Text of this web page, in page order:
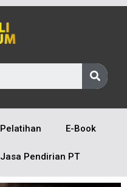
Pelatihan E-Book
Jasa Pendirian PT